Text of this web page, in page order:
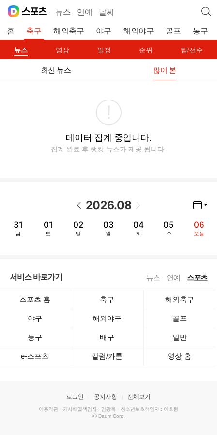
뉴스 연예 날씨
홈 축구 해외축구 야구 해외야구 골프 농구
뉴스 영상 일정 순위 팀/선수
최신 뉴스 많이 본
데이터 집계 중입니다.
집계 완료 후 랭킹 뉴스가 제공 됩니다.
2026.08
31
금
01
토
02
일
03
월
04
화
05
수
06
오늘
서비스 바로가기 뉴스 연예 스포츠
스포츠 홈 축구 해외축구
야구 해외야구 골프
농구 배구 일반
e-스포츠 칼럼/카툰 영상 홈
로그인 공지사항 전체보기
이용약관 · 기사배열책임자 : 임광욱 · 청소년보호책임자 : 이호원
ⓒ Daum Corp.